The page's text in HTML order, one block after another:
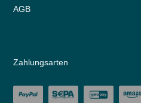
AGB
Zahlungsarten